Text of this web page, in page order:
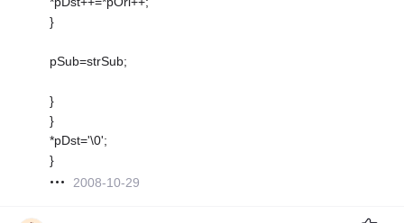
}
pSub=strSub;
}
}
*pDst='\0';
}
2008-10-29